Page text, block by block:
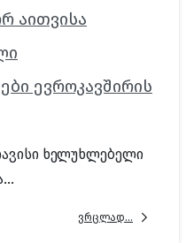
აითვისა
ევროკავშირის
ხელუხლებელი
ვრცლად...